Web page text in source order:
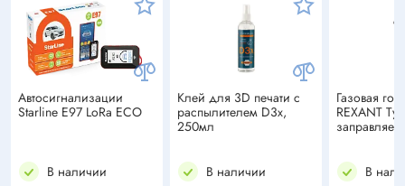
Автосигнализации
Starline E97 LoRa ECO
В наличии
Клей для 3D печати с
распылителем D3x,
250мл
В наличии
Газовая
REXANT
В